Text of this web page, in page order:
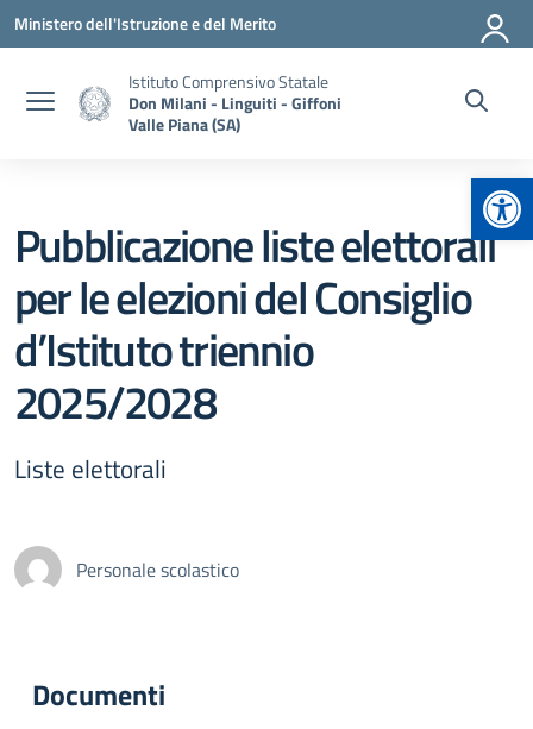
Vai ai contenuti
Vai al menu di navigazione
Vai al footer
Ministero dell'Istruzione e del Merito
Istituto Comprensivo Statale
Don Milani - Linguiti - Giffoni
Valle Piana (SA)
Pubblicazione liste elettorali
per le elezioni del Consiglio
d’Istituto triennio
2025/2028
Liste elettorali
Personale scolastico
Documenti